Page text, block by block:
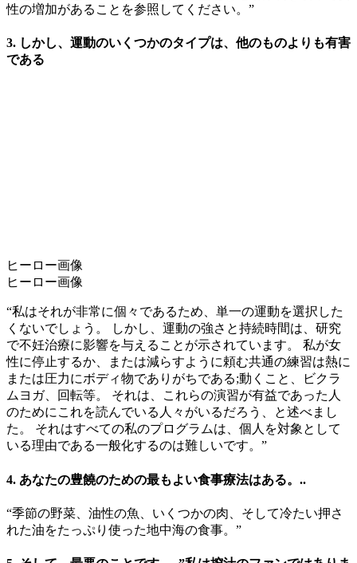
性の増加があることを参照してください。”
3. しかし、運動のいくつかのタイプは、他のものよりも有害
である
ヒーロー画像
ヒーロー画像
“私はそれが非常に個々であるため、単一の運動を選択した
くないでしょう。 しかし、運動の強さと持続時間は、研究
で不妊治療に影響を与えることが示されています。 私が女
性に停止するか、または減らすように頼む共通の練習は熱に
または圧力にボディ物でありがちである;動くこと、ビクラ
ムヨガ、回転等。 それは、これらの演習が有益であった人
のためにこれを読んでいる人々がいるだろう、と述べまし
た。 それはすべての私のプログラムは、個人を対象として
いる理由である一般化するのは難しいです。”
4. あなたの豊饒のための最もよい食事療法はある。..
“季節の野菜、油性の魚、いくつかの肉、そして冷たい押さ
れた油をたっぷり使った地中海の食事。”